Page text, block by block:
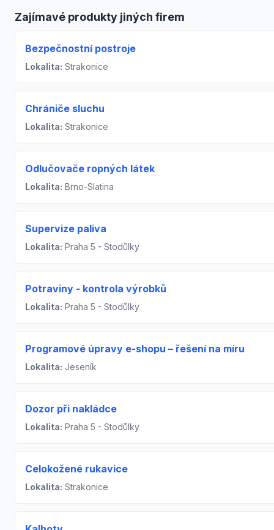
Zajímavé produkty jiných firem
Bezpečnostní postroje
Lokalita: Strakonice
Chrániče sluchu
Lokalita: Strakonice
Odlučovače ropných látek
Lokalita: Brno-Slatina
Supervize paliva
Lokalita: Praha 5 - Stodůlky
Potraviny - kontrola výrobků
Lokalita: Praha 5 - Stodůlky
Programové úpravy e-shopu – řešení na míru
Lokalita: Jeseník
Dozor při nakládce
Lokalita: Praha 5 - Stodůlky
Celokožené rukavice
Lokalita: Strakonice